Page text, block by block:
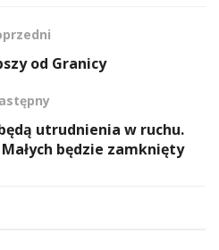
od Granicy
utrudnienia w ruchu.
będzie zamknięty